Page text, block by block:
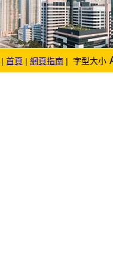
| 首頁 | 網頁指南 | 字型大小